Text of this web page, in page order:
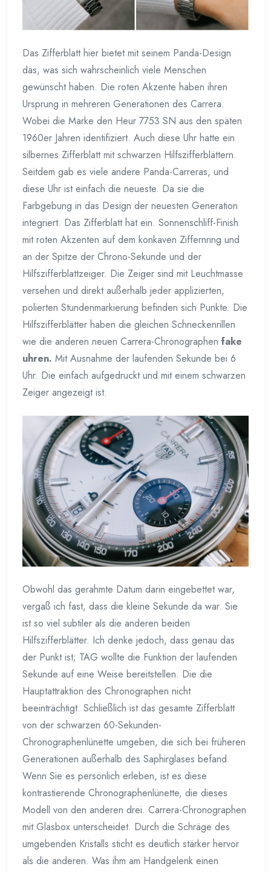
Das Zifferblatt hier bietet mit seinem Panda-Design
das, was sich wahrscheinlich viele Menschen
gewünscht haben. Die roten Akzente haben ihren
Ursprung in mehreren Generationen des Carrera.
Wobei die Marke den Heur 7753 SN aus den späten
1960er Jahren identifiziert. Auch diese Uhr hatte ein
silbernes Zifferblatt mit schwarzen Hilfszifferblättern.
Seitdem gab es viele andere Panda-Carreras, und
diese Uhr ist einfach die neueste. Da sie die
Farbgebung in das Design der neuesten Generation
integriert. Das Zifferblatt hat ein. Sonnenschliff-Finish
mit roten Akzenten auf dem konkaven Ziffernring und
an der Spitze der Chrono-Sekunde und der
Hilfszifferblattzeiger. Die Zeiger sind mit Leuchtmasse
versehen und direkt außerhalb jeder applizierten,
polierten Stundenmarkierung befinden sich Punkte. Die
Hilfszifferblätter haben die gleichen Schneckenrillen
wie die anderen neuen Carrera-Chronographen fake
uhren. Mit Ausnahme der laufenden Sekunde bei 6
Uhr. Die einfach aufgedruckt und mit einem schwarzen
Zeiger angezeigt ist.
Obwohl das gerahmte Datum darin eingebettet war,
vergaß ich fast, dass die kleine Sekunde da war. Sie
ist so viel subtiler als die anderen beiden
Hilfszifferblätter. Ich denke jedoch, dass genau das
der Punkt ist; TAG wollte die Funktion der laufenden
Sekunde auf eine Weise bereitstellen. Die die
Hauptattraktion des Chronographen nicht
beeinträchtigt. Schließlich ist das gesamte Zifferblatt
von der schwarzen 60-Sekunden-
Chronographenlünette umgeben, die sich bei früheren
Generationen außerhalb des Saphirglases befand.
Wenn Sie es persönlich erleben, ist es diese
kontrastierende Chronographenlünette, die dieses
Modell von den anderen drei. Carrera-Chronographen
mit Glasbox unterscheidet. Durch die Schräge des
umgebenden Kristalls sticht es deutlich stärker hervor
als die anderen. Was ihm am Handgelenk einen